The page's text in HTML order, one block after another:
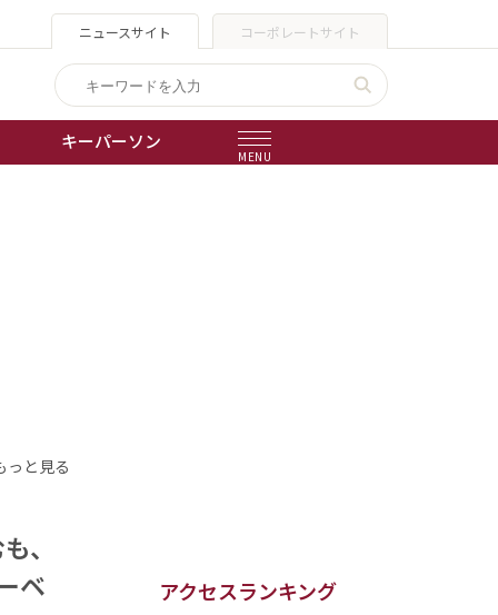
ニュースサイト コーポレートサイト
キーパーソン
MENU
っと見る
、
ベ
アクセスランキング